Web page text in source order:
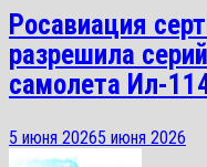
Росавиация
разрешила
самолета Ил-
5 июня 20265 июня 2026